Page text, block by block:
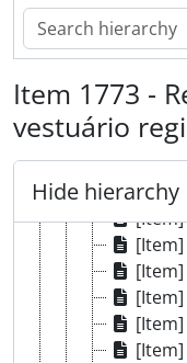
Item 1773 -
vestuário
Hide hierarchy
[Item]
[Item]
[Item]
[Item]
[Item]